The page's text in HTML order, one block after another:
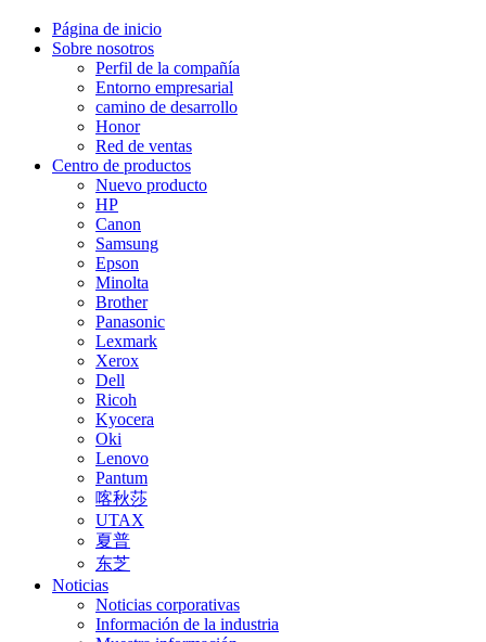
Página de inicio
Sobre nosotros
Perfil de la compañía
Entorno empresarial
camino de desarrollo
Honor
Red de ventas
Centro de productos
Nuevo producto
HP
Canon
Samsung
Epson
Minolta
Brother
Panasonic
Lexmark
Xerox
Dell
Ricoh
Kyocera
Oki
Lenovo
Pantum
喀秋莎
UTAX
夏普
东芝
Noticias
Noticias corporativas
Información de la industria